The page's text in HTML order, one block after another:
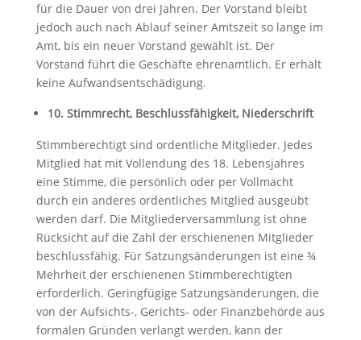
für die Dauer von drei Jahren. Der Vorstand bleibt
jedoch auch nach Ablauf seiner Amtszeit so lange im
Amt, bis ein neuer Vorstand gewählt ist. Der
Vorstand führt die Geschäfte ehrenamtlich. Er erhält
keine Aufwandsentschädigung.
10. Stimmrecht, Beschlussfähigkeit, Niederschrift
Stimmberechtigt sind ordentliche Mitglieder. Jedes
Mitglied hat mit Vollendung des 18. Lebensjahres
eine Stimme, die persönlich oder per Vollmacht
durch ein anderes ordentliches Mitglied ausgeübt
werden darf. Die Mitgliederversammlung ist ohne
Rücksicht auf die Zahl der erschienenen Mitglieder
beschlussfähig. Für Satzungsänderungen ist eine ¾
Mehrheit der erschienenen Stimmberechtigten
erforderlich. Geringfügige Satzungsänderungen, die
von der Aufsichts-, Gerichts- oder Finanzbehörde aus
formalen Gründen verlangt werden, kann der